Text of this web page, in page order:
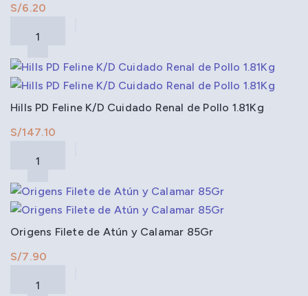
S/
Hills PD Feline K/D Cuidado Renal de Pollo 1.81Kg
S/
Origens Filete de Atún y Calamar 85Gr
S/